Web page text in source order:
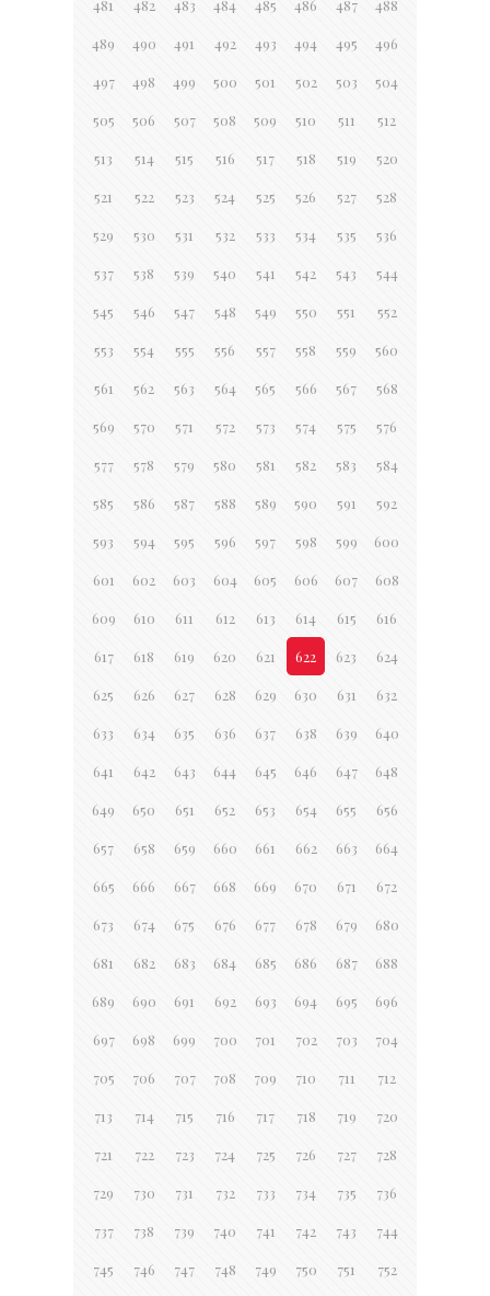
481 482 483 484 485 486 487 488
489 490 491 492 493 494 495 496
497 498 499 500 501 502 503 504
505 506 507 508 509 510 511 512
513 514 515 516 517 518 519 520
521 522 523 524 525 526 527 528
529 530 531 532 533 534 535 536
537 538 539 540 541 542 543 544
545 546 547 548 549 550 551 552
553 554 555 556 557 558 559 560
561 562 563 564 565 566 567 568
569 570 571 572 573 574 575 576
577 578 579 580 581 582 583 584
585 586 587 588 589 590 591 592
593 594 595 596 597 598 599 600
601 602 603 604 605 606 607 608
609 610 611 612 613 614 615 616
617 618 619 620 621 622 623 624
625 626 627 628 629 630 631 632
633 634 635 636 637 638 639 640
641 642 643 644 645 646 647 648
649 650 651 652 653 654 655 656
657 658 659 660 661 662 663 664
665 666 667 668 669 670 671 672
673 674 675 676 677 678 679 680
681 682 683 684 685 686 687 688
689 690 691 692 693 694 695 696
697 698 699 700 701 702 703 704
705 706 707 708 709 710 711 712
713 714 715 716 717 718 719 720
721 722 723 724 725 726 727 728
729 730 731 732 733 734 735 736
737 738 739 740 741 742 743 744
745 746 747 748 749 750 751 752